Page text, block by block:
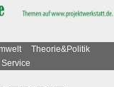
Theorie&Politik
Service